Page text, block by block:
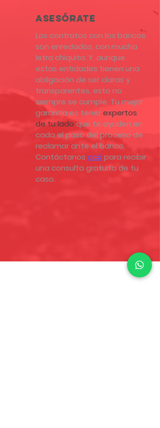
ASESÓRATE
Los contratos con los bancos
son enredados, con mucha
letra chiquita. Y, aunque
estas entidades tienen una
obligación de ser claras y
transparentes, esto no
siempre se cumple. Tu mejor
garantía es tenerexpertos
de tu ladoque te ayuden en
cada el paso del proceso de
reclamar ante el banco.
Contáctanos acá para recibir
una consulta gratuita de tu
caso.